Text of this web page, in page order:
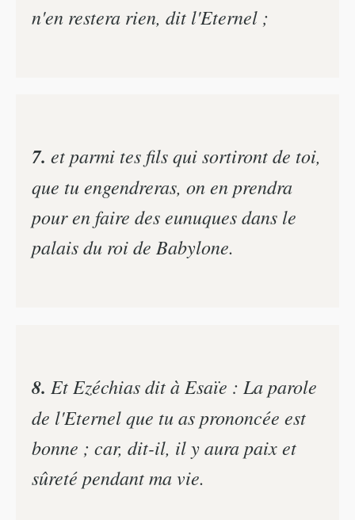
n'en restera rien, dit l'Eternel ;
7. et parmi tes fils qui sortiront de toi,
que tu engendreras, on en prendra
pour en faire des eunuques dans le
palais du roi de Babylone.
8. Et Ezéchias dit à Esaïe : La parole
de l'Eternel que tu as prononcée est
bonne ; car, dit-il, il y aura paix et
sûreté pendant ma vie.